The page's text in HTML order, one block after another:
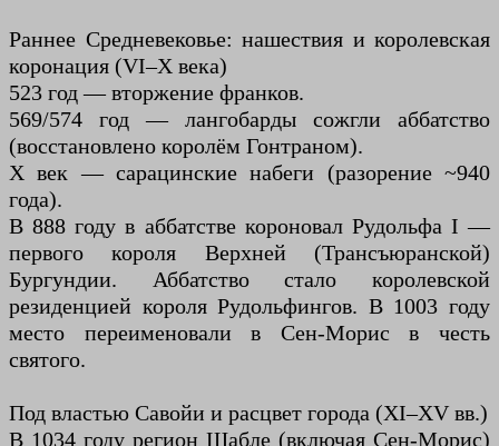
Раннее Средневековье: нашествия и королевская
коронация (VI–X века)
523 год — вторжение франков.
569/574 год — лангобарды сожгли аббатство
(восстановлено королём Гонтраном).
X век — сарацинские набеги (разорение ~940
года).
В 888 году в аббатстве короновал Рудольфа I —
первого короля Верхней (Трансъюранской)
Бургундии. Аббатство стало королевской
резиденцией короля Рудольфингов. В 1003 году
место переименовали в Сен-Морис в честь
святого.
Под властью Савойи и расцвет города (XI–XV вв.)
В 1034 году регион Шабле (включая Сен-Морис)